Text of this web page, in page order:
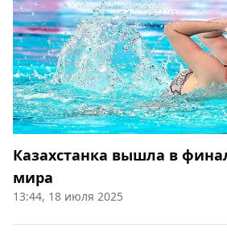
Казахстанка вышла в
мира
13:44, 18 июля 2025